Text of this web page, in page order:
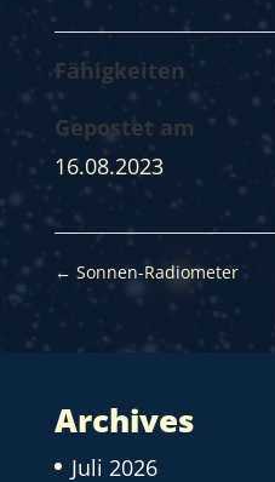
Fähigkeiten
Gepostet am
16.08.2023
← Sonnen-Radiometer
Archives
Juli 2026